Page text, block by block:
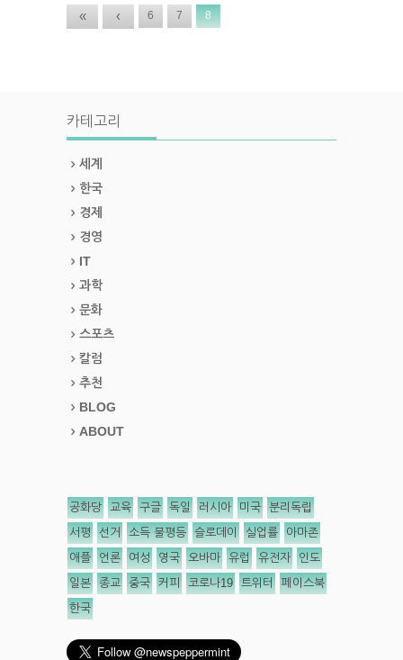
« ‹ 6 7 8
카테고리
세계
한국
경제
경영
IT
과학
문화
스포츠
칼럼
추천
BLOG
ABOUT
공화당 교육 구글 독일 러시아 미국 분리독립
서평 선거 소득 불평등 슬로데이 실업률 아마존
애플 언론 여성 영국 오바마 유럽 유전자 인도
일본 종교 중국 커피 코로나19 트위터 페이스북
한국